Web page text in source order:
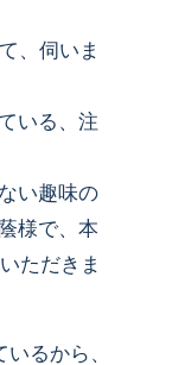
、伺いま
いる、注
い趣味の
様で、本
ただきま
るから、